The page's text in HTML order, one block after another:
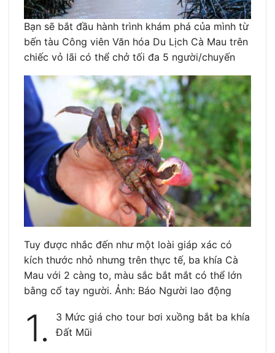
Bạn sẽ bắt đầu hành trình khám phá của mình từ
bến tàu Công viên Văn hóa Du Lịch Cà Mau trên
chiếc vỏ lãi có thể chở tối đa 5 người/chuyến
Tuy được nhắc đến như một loài giáp xác có
kích thước nhỏ nhưng trên thực tế, ba khía Cà
Mau với 2 càng to, màu sắc bắt mắt có thể lớn
bằng cổ tay người. Ảnh: Báo Người lao động
1.
3 Mức giá cho tour bơi xuồng bắt ba khía
Đất Mũi